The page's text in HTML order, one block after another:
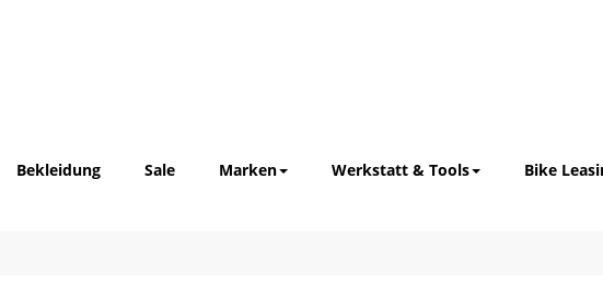
Bekleidung Sale Marken Werkstatt & Tools Bike